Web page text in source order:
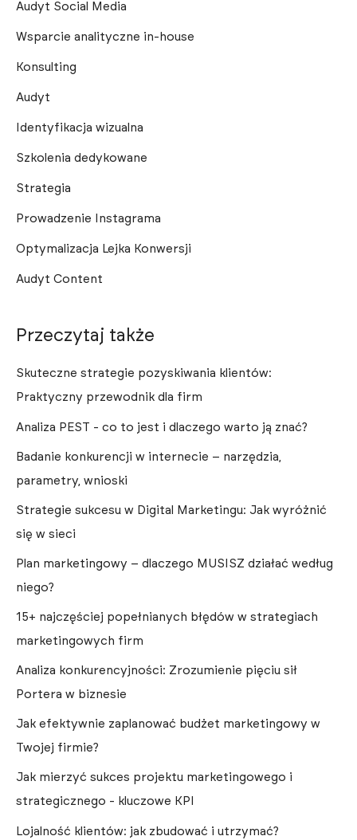
Audyt Social Media
Wsparcie analityczne in-house
Konsulting
Audyt
Identyfikacja wizualna
Szkolenia dedykowane
Strategia
Prowadzenie Instagrama
Optymalizacja Lejka Konwersji
Audyt Content
Przeczytaj także
Skuteczne strategie pozyskiwania klientów:
Praktyczny przewodnik dla firm
Analiza PEST - co to jest i dlaczego warto ją znać?
Badanie konkurencji w internecie – narzędzia,
parametry, wnioski
Strategie sukcesu w Digital Marketingu: Jak wyróżnić
się w sieci
Plan marketingowy – dlaczego MUSISZ działać według
niego?
15+ najczęściej popełnianych błędów w strategiach
marketingowych firm
Analiza konkurencyjności: Zrozumienie pięciu sił
Portera w biznesie
Jak efektywnie zaplanować budżet marketingowy w
Twojej firmie?
Jak mierzyć sukces projektu marketingowego i
strategicznego - kluczowe KPI
Lojalność klientów: jak zbudować i utrzymać?